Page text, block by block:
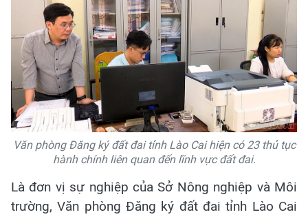
Văn phòng Đăng ký đất đai tỉnh Lào Cai hiện có 23 thủ tục
hành chính liên quan đến lĩnh vực đất đai.
Là đơn vị sự nghiệp của Sở Nông nghiệp và Môi
trường, Văn phòng Đăng ký đất đai tỉnh Lào Cai